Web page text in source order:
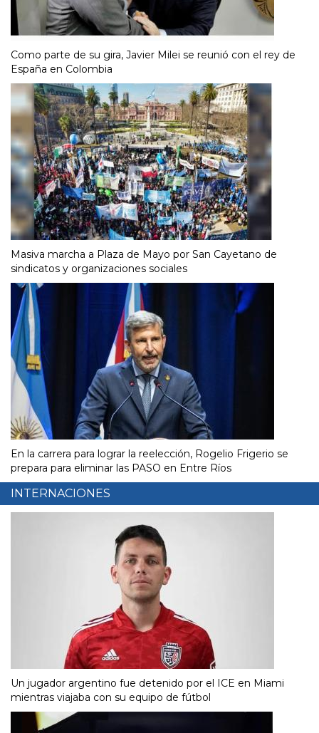
Como parte de su gira, Javier Milei se reunió con el rey de
España en Colombia
Masiva marcha a Plaza de Mayo por San Cayetano de
sindicatos y organizaciones sociales
En la carrera para lograr la reelección, Rogelio Frigerio se
prepara para eliminar las PASO en Entre Ríos
INTERNACIONES
Un jugador argentino fue detenido por el ICE en Miami
mientras viajaba con su equipo de fútbol